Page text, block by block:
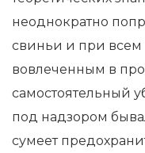
неоднократно
свиньи и при
вовлеченным в
самостоятельный
под надзором
сумеет